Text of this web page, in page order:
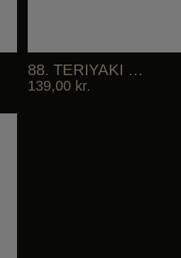
88. TERIYAKI CHICKEN DON
139,00 kr.